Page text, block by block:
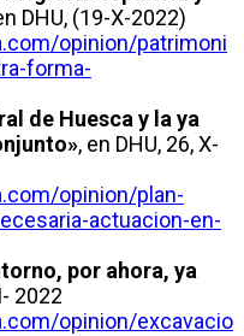
DHU, (19-X-2022)
opinion/patrimoni
forma-
de Huesca y la ya
, en DHU, 26, X-
opinion/plan-
actuacion-en-
por ahora, ya
2022
opinion/excavacio